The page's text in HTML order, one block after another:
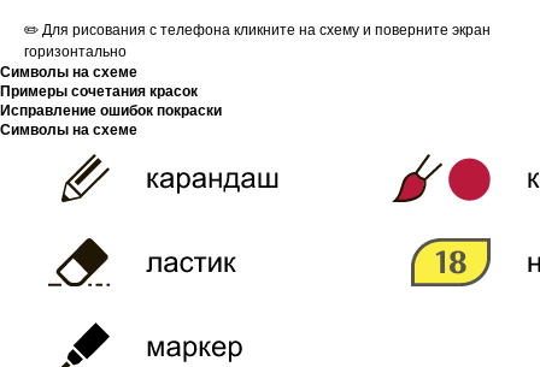
✏️ Для рисования с телефона кликните на схему и поверните экран
горизонтально
Символы на схеме
Примеры сочетания красок
Исправление ошибок покраски
Символы на схеме